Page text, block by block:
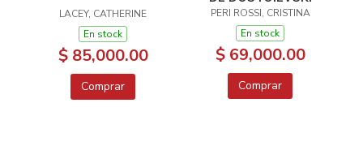
LACEY, CATHERINE
En stock
$ 85,000.00
Comprar
PERI ROSSI, CRISTINA
En stock
$ 69,000.00
Comprar